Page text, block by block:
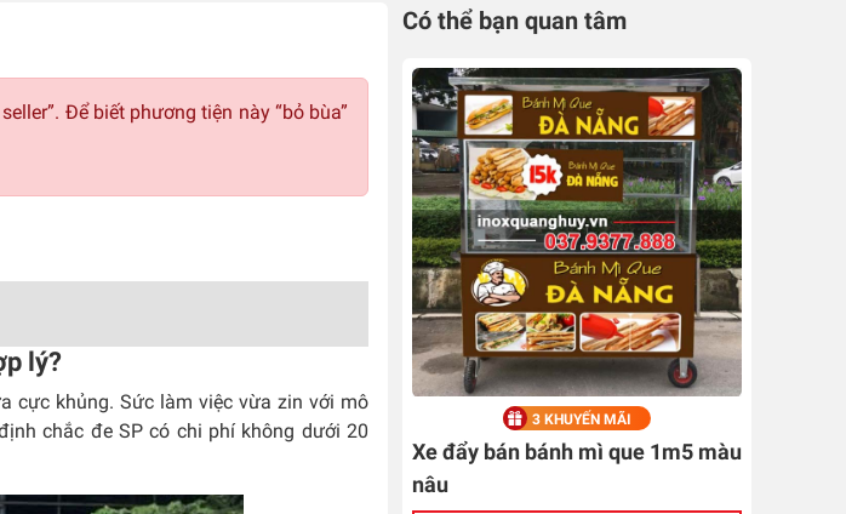
Để biết phương tiện này “bỏ bùa”
lý?
cực khủng. Sức làm việc vừa zin với mô
chắc đe SP có chi phí không dưới 20
Có thể bạn quan tâm
3 KHUYẾN MÃI
Xe đẩy bán bánh mì que 1m5 màu
nâu